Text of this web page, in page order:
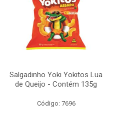
Salgadinho Yoki Yokitos Lua
de Queijo - Contém 135g
Código: 7696